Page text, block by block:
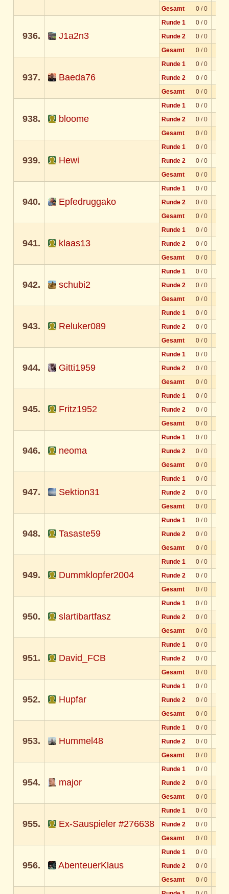
Gesamt
0 / 0
936. J1a2n3
Runde 1
0 / 0
Runde 2
0 / 0
Gesamt
0 / 0
937. Baeda76
Runde 1
0 / 0
Runde 2
0 / 0
Gesamt
0 / 0
938. bloome
Runde 1
0 / 0
Runde 2
0 / 0
Gesamt
0 / 0
939. Hewi
Runde 1
0 / 0
Runde 2
0 / 0
Gesamt
0 / 0
940. Epfedruggako
Runde 1
0 / 0
Runde 2
0 / 0
Gesamt
0 / 0
941. klaas13
Runde 1
0 / 0
Runde 2
0 / 0
Gesamt
0 / 0
942. schubi2
Runde 1
0 / 0
Runde 2
0 / 0
Gesamt
0 / 0
943. Reluker089
Runde 1
0 / 0
Runde 2
0 / 0
Gesamt
0 / 0
944. Gitti1959
Runde 1
0 / 0
Runde 2
0 / 0
Gesamt
0 / 0
945. Fritz1952
Runde 1
0 / 0
Runde 2
0 / 0
Gesamt
0 / 0
946. neoma
Runde 1
0 / 0
Runde 2
0 / 0
Gesamt
0 / 0
947. Sektion31
Runde 1
0 / 0
Runde 2
0 / 0
Gesamt
0 / 0
948. Tasaste59
Runde 1
0 / 0
Runde 2
0 / 0
Gesamt
0 / 0
949. Dummklopfer2004
Runde 1
0 / 0
Runde 2
0 / 0
Gesamt
0 / 0
950. slartibartfasz
Runde 1
0 / 0
Runde 2
0 / 0
Gesamt
0 / 0
951. David_FCB
Runde 1
0 / 0
Runde 2
0 / 0
Gesamt
0 / 0
952. Hupfar
Runde 1
0 / 0
Runde 2
0 / 0
Gesamt
0 / 0
953. Hummel48
Runde 1
0 / 0
Runde 2
0 / 0
Gesamt
0 / 0
954. major
Runde 1
0 / 0
Runde 2
0 / 0
Gesamt
0 / 0
955. Ex-Sauspieler #276638
Runde 1
0 / 0
Runde 2
0 / 0
Gesamt
0 / 0
956. AbenteuerKlaus
Runde 1
0 / 0
Runde 2
0 / 0
Gesamt
0 / 0